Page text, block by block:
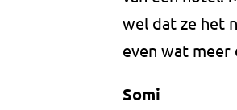
wel dat ze het
even wat meer
Somi